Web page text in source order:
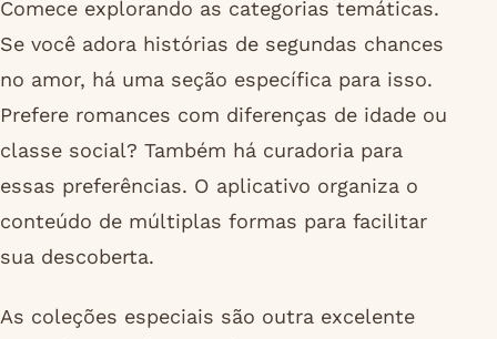
Comece explorando as categorias temáticas.
Se você adora histórias de segundas chances
no amor, há uma seção específica para isso.
Prefere romances com diferenças de idade ou
classe social? Também há curadoria para
essas preferências. O aplicativo organiza o
conteúdo de múltiplas formas para facilitar
sua descoberta.
As coleções especiais são outra excelente